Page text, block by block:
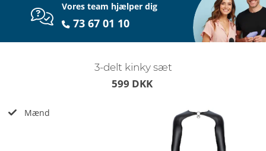
Vores team hjælper dig
73 67 01 10
3-delt kinky sæt
599 DKK
Mænd